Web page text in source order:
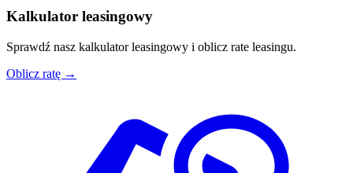
Kalkulator leasingowy
Sprawdź nasz kalkulator leasingowy i oblicz rate leasingu.
Oblicz ratę →